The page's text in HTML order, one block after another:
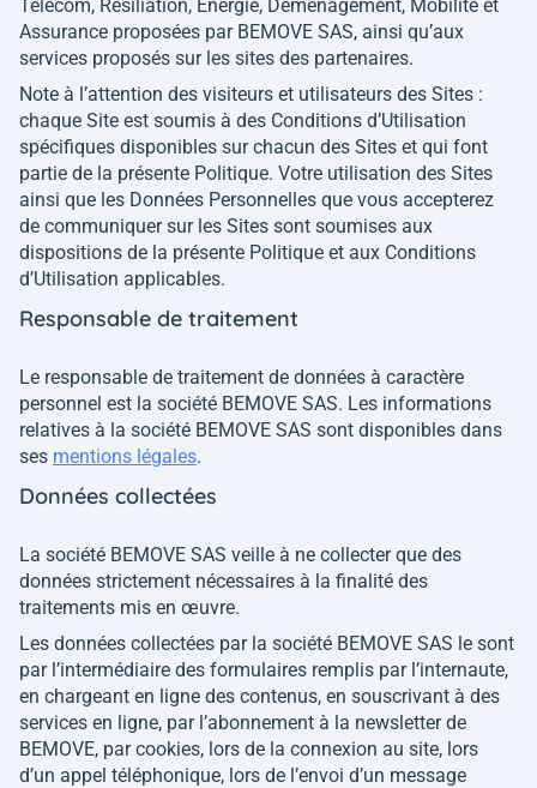
Télécom, Résiliation, Energie, Déménagement, Mobilité et
Assurance proposées par BEMOVE SAS, ainsi qu’aux
services proposés sur les sites des partenaires.
Note à l’attention des visiteurs et utilisateurs des Sites :
chaque Site est soumis à des Conditions d’Utilisation
spécifiques disponibles sur chacun des Sites et qui font
partie de la présente Politique. Votre utilisation des Sites
ainsi que les Données Personnelles que vous accepterez
de communiquer sur les Sites sont soumises aux
dispositions de la présente Politique et aux Conditions
d’Utilisation applicables.
Responsable de traitement
Le responsable de traitement de données à caractère
personnel est la société BEMOVE SAS. Les informations
relatives à la société BEMOVE SAS sont disponibles dans
ses mentions légales.
Données collectées
La société BEMOVE SAS veille à ne collecter que des
données strictement nécessaires à la finalité des
traitements mis en œuvre.
Les données collectées par la société BEMOVE SAS le sont
par l’intermédiaire des formulaires remplis par l’internaute,
en chargeant en ligne des contenus, en souscrivant à des
services en ligne, par l’abonnement à la newsletter de
BEMOVE, par cookies, lors de la connexion au site, lors
d’un appel téléphonique, lors de l’envoi d’un message